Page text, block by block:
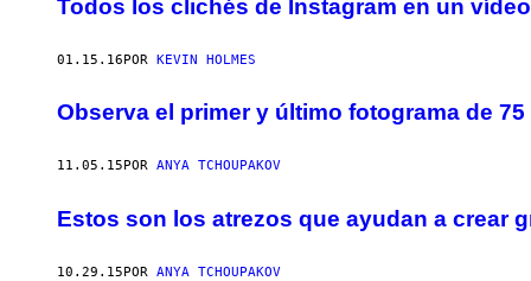
Todos los clichés de Instagram en un
01.15.16POR KEVIN HOLMES
Observa el primer y último fotograma de
11.05.15 POR ANYA TCHOUPAKOV
Estos son los atrezos que ayudan a crear
10.29.15POR ANYA TCHOUPAKOV